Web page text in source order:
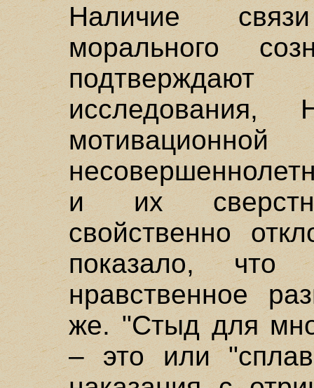
Наличие
морального
исследования,
и их
свойственно
показало, что
нравственное
же. "Стыд для
– это или